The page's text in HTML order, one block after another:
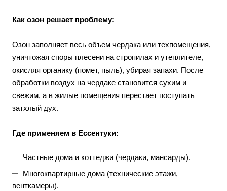
Как озон решает проблему:
Озон заполняет весь объем чердака или техпомещения,
уничтожая споры плесени на стропилах и утеплителе,
окисляя органику (помет, пыль), убирая запахи. После
обработки воздух на чердаке становится сухим и
свежим, а в жилые помещения перестает поступать
затхлый дух.
Где применяем в Ессентуки:
Частные дома и коттеджи (чердаки, мансарды).
Многоквартирные дома (технические этажи,
венткамеры).